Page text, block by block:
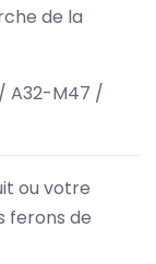
de la
A32-M47 /
ou votre
ferons de